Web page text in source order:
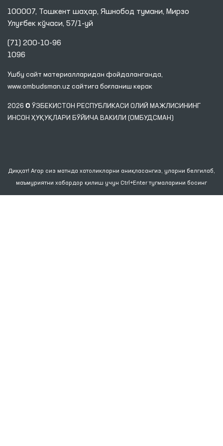
100007, Тошкент шаҳар, Яшнобод тумани, Мирзо
Улуғбек кўчаси, 57/1-уй
(71) 200-10-96
1096
Ушбу сайт материалларидан фойдаланганда,
www.ombudsman.uz сайтига боғланиш керак
2026 © ЎЗБЕКИСТОН РЕСПУБЛИКАСИ ОЛИЙ МАЖЛИСИНИНГ
ИНСОН ҲУҚУҚЛАРИ БЎЙИЧА ВАКИЛИ (ОМБУДСМАН)
Диққат! Агар сиз матнда хатоликларни аниқласангиз, уларни белгилаб,
маъмуриятни хабардор қилиш учун Ctrl+Enter тугмаларини босинг